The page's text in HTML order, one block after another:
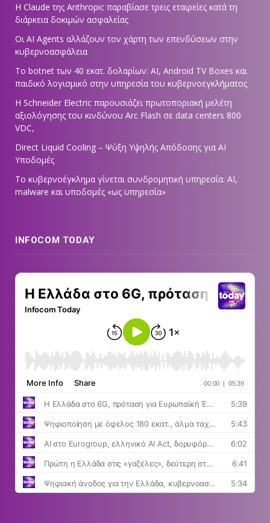
Η Claude της Anthropic παραβίασε τρεις εταιρείες κατά τη
διάρκεια δοκιμών ασφαλείας
Οι AI Agents αλλάζουν τον χάρτη των επενδύσεων στην
κυβερνοασφάλεια
Το botnet των 40 εκατ. δολαρίων: AI, Android TV Boxes και
παιδικό λογισμικό στην υπηρεσία του κυβερνοεγκλήματος
Η Schneider Electric παρουσιάζει πρωτοποριακή μελέτη
αξιολόγησης του κινδύνου Arc Flash σε data centers 800
VDC,
Direct Liquid Cooling – Ψύξη Υψηλής Απόδοσης για AI
Υποδομές
Το κυβερνοέγκλημα γίνεται συνδρομητική υπηρεσία: AI,
malware και υποδομές «ως υπηρεσία»
INFOCOM TODAY